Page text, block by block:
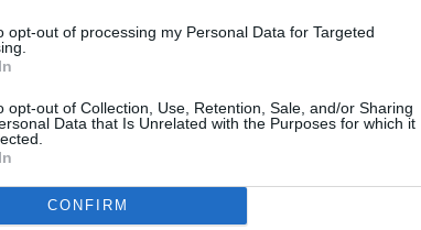
opt-out of processing my Personal Data for Targeted
opt-out of Collection, Use, Retention, Sale, and/or Sharing
Data that Is Unrelated with the Purposes for which it
CONFIRM
Emirates pour ecouler des A380, ca
ne dependre que d’un client, d’autant
des A380, Emirates va pouvoir
vois pas prendre livraison de ces
commande car ils perdraient les
qu’ils seront convertis à terme en